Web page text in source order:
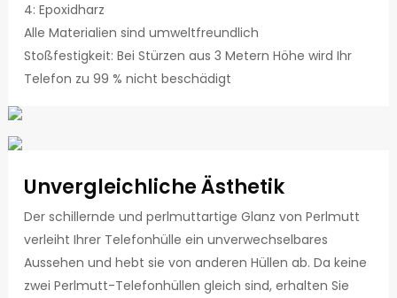
4: Epoxidharz
Alle Materialien sind umweltfreundlich
Stoßfestigkeit: Bei Stürzen aus 3 Metern Höhe wird Ihr
Telefon zu 99 % nicht beschädigt
Unvergleichliche Ästhetik
Der schillernde und perlmuttartige Glanz von Perlmutt
verleiht Ihrer Telefonhülle ein unverwechselbares
Aussehen und hebt sie von anderen Hüllen ab. Da keine
zwei Perlmutt-Telefonhüllen gleich sind, erhalten Sie